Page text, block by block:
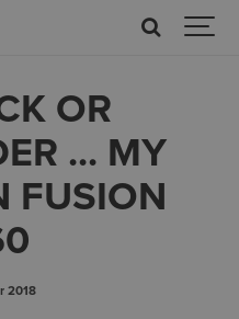
OR
... MY
FUSION
2018